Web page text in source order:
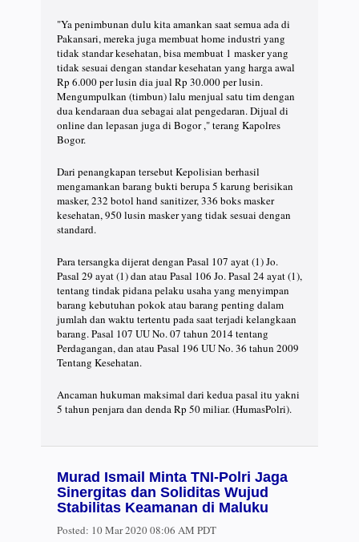
"Ya penimbunan dulu kita amankan saat semua ada di
Pakansari, mereka juga membuat home industri yang
tidak standar kesehatan, bisa membuat 1 masker yang
tidak sesuai dengan standar kesehatan yang harga awal
Rp 6.000 per lusin dia jual Rp 30.000 per lusin.
Mengumpulkan (timbun) lalu menjual satu tim dengan
dua kendaraan dua sebagai alat pengedaran. Dijual di
online dan lepasan juga di Bogor ," terang Kapolres
Bogor.
Dari penangkapan tersebut Kepolisian berhasil
mengamankan barang bukti berupa 5 karung berisikan
masker, 232 botol hand sanitizer, 336 boks masker
kesehatan, 950 lusin masker yang tidak sesuai dengan
standard.
Para tersangka dijerat dengan Pasal 107 ayat (1) Jo.
Pasal 29 ayat (1) dan atau Pasal 106 Jo. Pasal 24 ayat (1),
tentang tindak pidana pelaku usaha yang menyimpan
barang kebutuhan pokok atau barang penting dalam
jumlah dan waktu tertentu pada saat terjadi kelangkaan
barang. Pasal 107 UU No. 07 tahun 2014 tentang
Perdagangan, dan atau Pasal 196 UU No. 36 tahun 2009
Tentang Kesehatan.
Ancaman hukuman maksimal dari kedua pasal itu yakni
5 tahun penjara dan denda Rp 50 miliar. (HumasPolri).
Murad Ismail Minta TNI-Polri Jaga
Sinergitas dan Soliditas Wujud
Stabilitas Keamanan di Maluku
Posted: 10 Mar 2020 08:06 AM PDT